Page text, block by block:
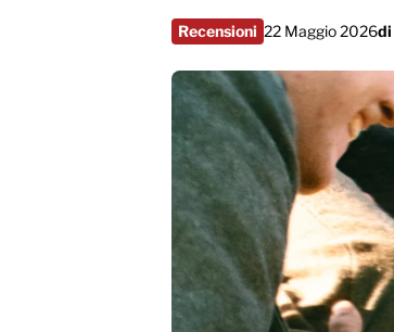
Recensioni 22 Maggio 2026di